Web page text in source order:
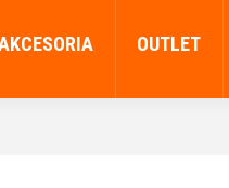
OUTLET